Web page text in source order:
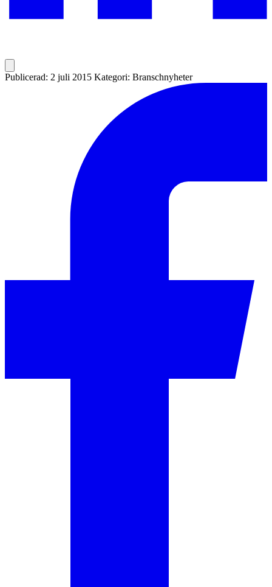
Publicerad: 2 juli 2015 Kategori: Branschnyheter